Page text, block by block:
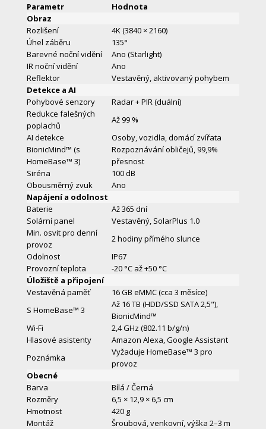
Parametr
Hodnota
Obraz
Rozlišení
4K (3840 × 2160)
Úhel záběru
135°
Barevné noční vidění
Ano (Starlight)
IR noční vidění
Ano
Reflektor
Vestavěný, aktivovaný pohybem
Detekce a AI
Pohybové senzory
Radar + PIR (duální)
Redukce falešných
poplachů
Až 99 %
AI detekce
Osoby, vozidla, domácí zvířata
BionicMind™ (s
HomeBase™ 3)
Rozpoznávání obličejů, 99,9%
přesnost
Siréna
100 dB
Obousměrný zvuk
Ano
Napájení a odolnost
Baterie
Až 365 dní
Solární panel
Vestavěný, SolarPlus 1.0
Min. osvit pro denní
provoz
2 hodiny přímého slunce
Odolnost
IP67
Provozní teplota
-20 °C až +50 °C
Úložiště a připojení
Vestavěná paměť
16 GB eMMC (cca 3 měsíce)
S HomeBase™ 3
Až 16 TB (HDD/SSD SATA 2,5"),
BionicMind™
Wi-Fi
2,4 GHz (802.11 b/g/n)
Hlasové asistenty
Amazon Alexa, Google Assistant
Poznámka
Vyžaduje HomeBase™ 3 pro
provoz
Obecné
Barva
Bílá / Černá
Rozměry
6,5 × 12,9 × 6,5 cm
Hmotnost
420 g
Montáž
Šroubová, venkovní, výška 2–3 m